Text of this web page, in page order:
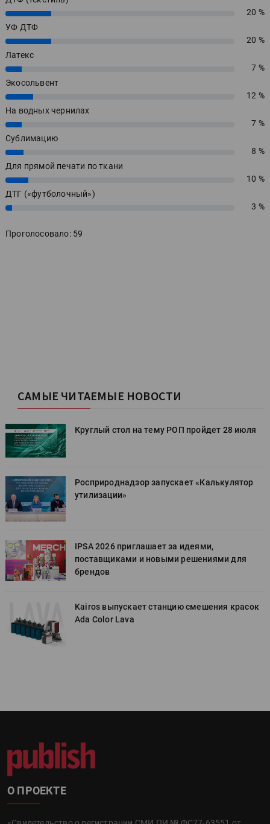
20%
20 %
УФ ДТФ
20%
20 %
Латекс
7%
7 %
Экосольвент
12%
12 %
На водных чернилах
7%
7 %
Сублимацию
8%
8 %
Для прямой печати по ткани
10%
10 %
ДТГ («футболочный»)
3% 3 %
Проголосовало: 59
САМЫЕ ЧИТАЕМЫЕ НОВОСТИ
Круглый стол на тему РОП пройдет 28 июля
Росприроднадзор запускает «Калькулятор
утилизации»
IPSA 2026 приглашает за идеями,
поставщиками и новыми решениями для
брендов
Kairos выпускает станцию смешения красок
Ada Color Lava
О ПРОЕКТЕ